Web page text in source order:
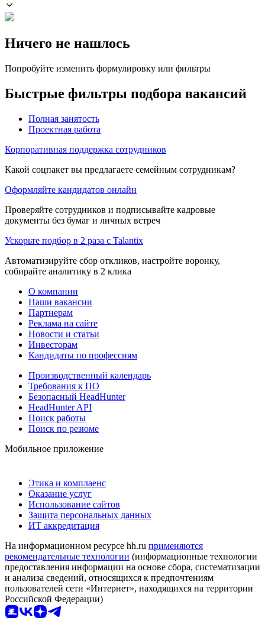
Ничего не нашлось
Попробуйте изменить формулировку или фильтры
Быстрые фильтры подбора вакансий
Полная занятость
Проектная работа
Корпоративная поддержка сотрудников
Какой соцпакет вы предлагаете семейным сотрудникам?
Оформляйте кандидатов онлайн
Проверяйте сотрудников и подписывайте кадровые
документы без бумаг и личных встреч
Ускорьте подбор в 2 раза с Talantix
Автоматизируйте сбор откликов, настройте воронку,
собирайте аналитику в 2 клика
О компании
Наши вакансии
Партнерам
Реклама на сайте
Новости и статьи
Инвесторам
Кандидаты по профессиям
Производственный календарь
Требования к ПО
Безопасный HeadHunter
HeadHunter API
Поиск работы
Поиск по резюме
Мобильное приложение
Этика и комплаенс
Оказание услуг
Использование сайтов
Защита персональных данных
ИТ аккредитация
На информационном ресурсе hh.ru применяются
рекомендательные технологии (информационные технологии
предоставления информации на основе сбора, систематизации
и анализа сведений, относящихся к предпочтениям
пользователей сети «Интернет», находящихся на территории
Российской Федерации)